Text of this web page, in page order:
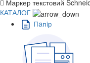
Маркер текстовий
КАТАЛОГ
Пaпiр